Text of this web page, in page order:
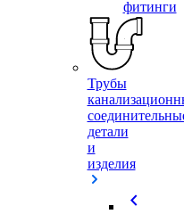
фитинги
Трубы
детали
и
изделия
chevron_left